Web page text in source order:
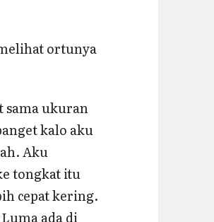
ortunya
sama ukuran
kalo aku
Aku
tongkat itu
cepat kering.
ada di